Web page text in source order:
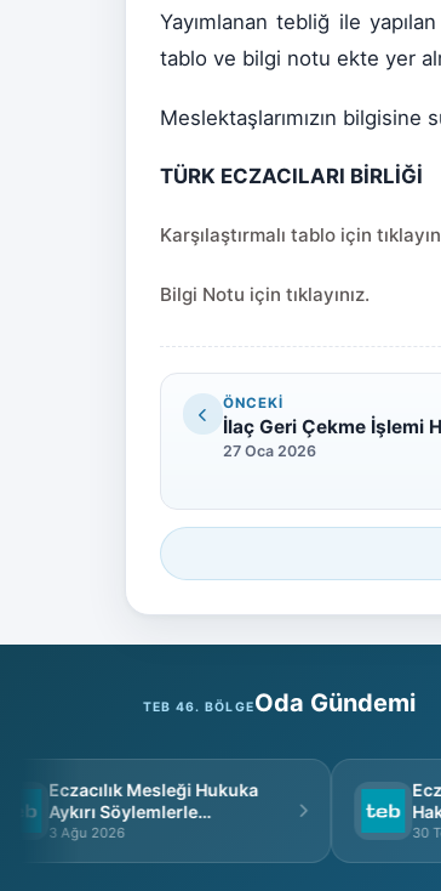
Yayımlanan tebliğ ile
tablo ve bilgi notu ekte yer
Meslektaşlarımızın bilgisine
TÜRK ECZACILARI BİRLİĞİ
Karşılaştırmalı tablo için
Bilgi Notu için tıklayınız.
ÖNCEKI
İlaç Geri Çekme İşlemi
27 Oca 2026
TEB 46. BÖLGEOda Gündemi
Eczacılık Mesleği Hukuka
Aykırı Söylemlerle
İtibarsızlaştırılamaz
3 Ağu 2026 30